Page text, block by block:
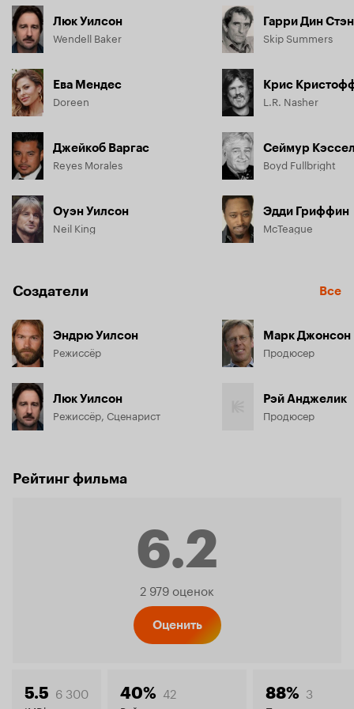
Люк Уилсон
Wendell Baker
Ева Мендес
Doreen
Джейкоб Варгас
Reyes Morales
Оуэн Уилсон
Neil King
Гарри Дин
Skip Summers
Крис
L.R. Nasher
Сеймур
Boyd Fullbright
Эдди Гриффин
McTeague
Создатели Все
Эндрю Уилсон
Режиссёр
Люк Уилсон
Режиссёр, Сценарист
Марк Джонсон
Продюсер
Рэй Анджелик
Продюсер
Рейтинг фильма
6.2
Рейтинг
2 979 оценок
Оценить
5.5 6 300 40% 42 88% 3